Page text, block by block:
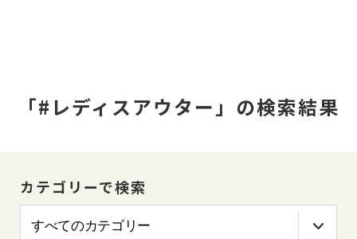
「#レディスアウター」の検索結果
カテゴリーで検索